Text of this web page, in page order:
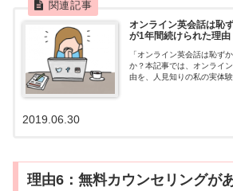
オンライン英会話は恥
が1年間続けられた理由
「オンライン英会話は恥ず
か？本記事では、オンライ
由を、人見知りの私の実体
2019.06.30
理由6：無料カウンセリングが